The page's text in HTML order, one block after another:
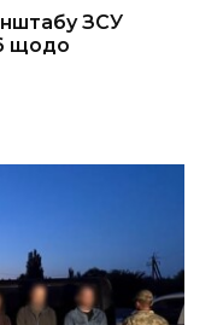
ЗСУ
щодо